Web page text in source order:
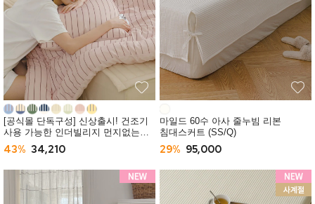
[공식몰 단독구성] 신상출시! 건조기
사용 가능한 인더빌리지 먼지없는
사계절 차렵이불 (SS/Q) -10컬러
43% 34,210
마일드 60수 아사 줄누빔 리본
침대스커트 (SS/Q)
29% 95,000